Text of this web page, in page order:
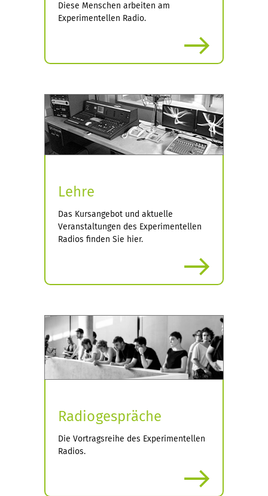
Diese Menschen arbeiten am
Experimentellen Radio.
Lehre
Das Kursangebot und aktuelle
Veranstaltungen des Experimentellen
Radios finden Sie hier.
Radiogespräche
Die Vortragsreihe des Experimentellen
Radios.